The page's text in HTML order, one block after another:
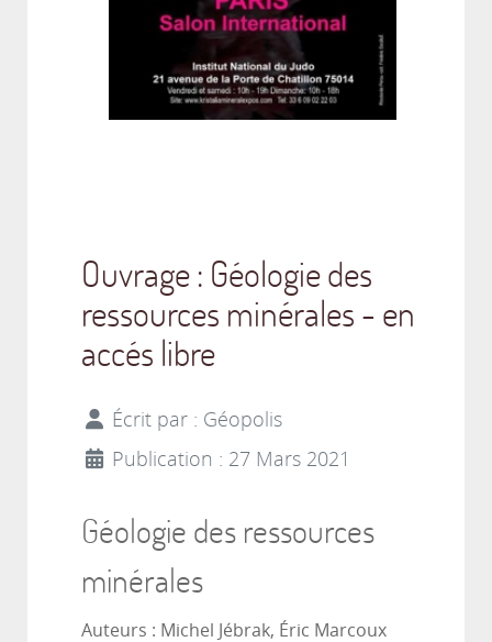
Ouvrage : Géologie des
ressources minérales - en
accés libre
Écrit par : Géopolis
Publication : 27 Mars 2021
Géologie des ressources
minérales
Auteurs : Michel Jébrak, Éric Marcoux